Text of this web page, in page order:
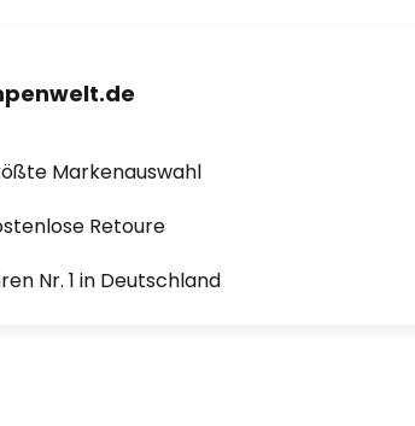
Markenauswahl
Retoure
Nr. 1 in Deutschland